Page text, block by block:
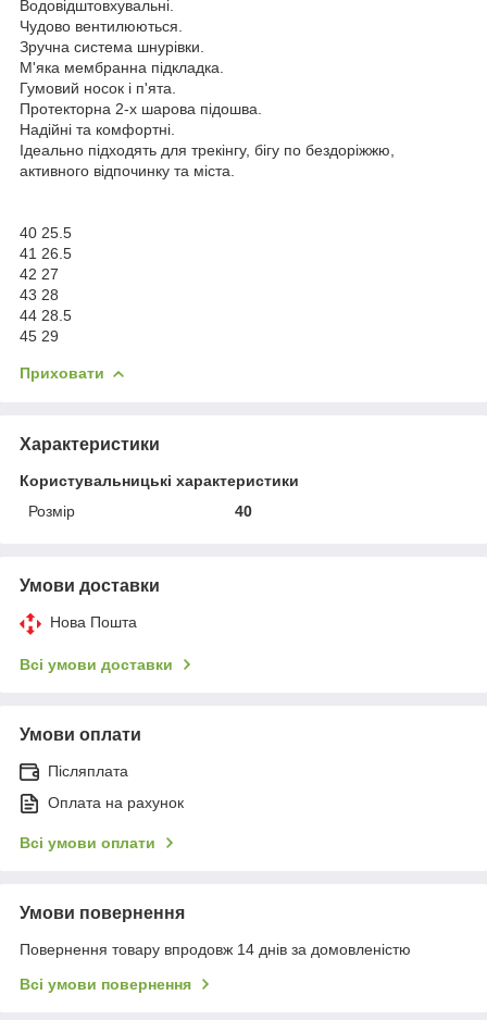
Водовідштовхувальні.
Чудово вентилюються.
Зручна система шнурівки.
М'яка мембранна підкладка.
Гумовий носок і п'ята.
Протекторна 2-х шарова підошва.
Надійні та комфортні.
Ідеально підходять для трекінгу, бігу по бездоріжжю,
активного відпочинку та міста.
40 25.5
41 26.5
42 27
43 28
44 28.5
45 29
Приховати
Характеристики
Користувальницькі характеристики
Розмір
40
Умови доставки
Нова Пошта
Всі умови доставки
Умови оплати
Післяплата
Оплата на рахунок
Всі умови оплати
Умови повернення
Повернення товару впродовж 14 днів за домовленістю
Всі умови повернення